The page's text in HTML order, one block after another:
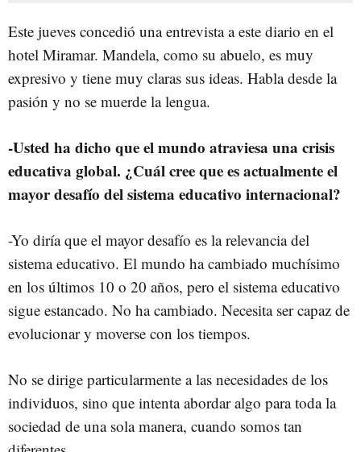
Este jueves concedió una entrevista a este diario en el
hotel Miramar. Mandela, como su abuelo, es muy
expresivo y tiene muy claras sus ideas. Habla desde la
pasión y no se muerde la lengua.
-Usted ha dicho que el mundo atraviesa una crisis
educativa global. ¿Cuál cree que es actualmente el
mayor desafío del sistema educativo internacional?
-Yo diría que el mayor desafío es la relevancia del
sistema educativo. El mundo ha cambiado muchísimo
en los últimos 10 o 20 años, pero el sistema educativo
sigue estancado. No ha cambiado. Necesita ser capaz de
evolucionar y moverse con los tiempos.
No se dirige particularmente a las necesidades de los
individuos, sino que intenta abordar algo para toda la
sociedad de una sola manera, cuando somos tan